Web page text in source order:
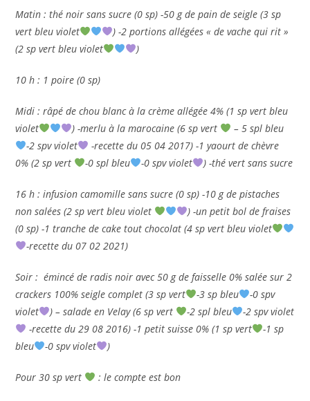
Matin : thé noir sans sucre (0 sp) -50 g de pain de seigle (3 sp
vert bleu violet
) -2 portions allégées « de vache qui rit »
(2 sp vert bleu violet
)
10 h : 1 poire (0 sp)
Midi : râpé de chou blanc à la crème allégée 4% (1 sp vert bleu
violet
) -merlu à la marocaine (6 sp vert
– 5 spl bleu
-2 spv violet
-recette du 05 04 2017) -1 yaourt de chèvre
0% (2 sp vert
-0 spl bleu -0 spv violet ) -thé vert sans sucre
16 h : infusion camomille sans sucre (0 sp) -10 g de pistaches
non salées (2 sp vert bleu violet
) -un petit bol de fraises
(0 sp) -1 tranche de cake tout chocolat (4 sp vert bleu violet
-recette du 07 02 2021)
Soir : émincé de radis noir avec 50 g de faisselle 0% salée sur 2
crackers 100% seigle complet (3 sp vert
-3 sp bleu
-0 spv
violet
) – salade en Velay (6 sp vert -2 spl bleu
-2 spv violet
-recette du 29 08 2016) -1 petit suisse 0% (1 sp vert
-1 sp
bleu
-0 spv violet )
Pour 30 sp vert : le compte est bon